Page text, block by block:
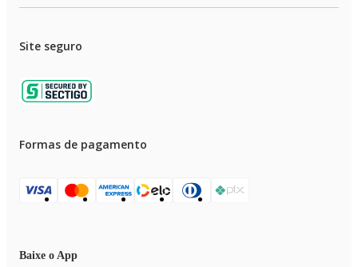
Site seguro
Formas de pagamento
Baixe o App